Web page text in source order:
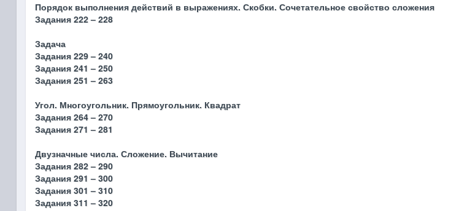
Порядок выполнения действий в выражениях. Скобки. Сочетательное свойство сложения
Задания 222 – 228
Задача
Задания 229 – 240
Задания 241 – 250
Задания 251 – 263
Угол. Многоугольник. Прямоугольник. Квадрат
Задания 264 – 270
Задания 271 – 281
Двузначные числа. Сложение. Вычитание
Задания 282 – 290
Задания 291 – 300
Задания 301 – 310
Задания 311 – 320